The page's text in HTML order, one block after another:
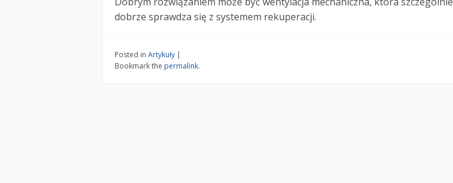
dobrze sprawdza się z systemem rekuperacji.
Posted in Artykuły |
Bookmark the permalink.